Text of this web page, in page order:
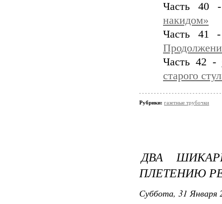
Часть
накидом»
Часть
Часть 42 -
старого
Рубрики: газетные трубочки
ДВА
ПЛЕТЕНИЮ
Суббота, 31 Января